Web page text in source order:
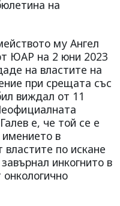
на
му Ангел
ЮАР на 2 юни 2023
на властите на
при срещата със
виждал от 11
е, че той се е
имението в
по искане
инкогнито в